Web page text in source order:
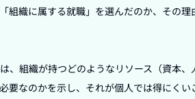
組織に属する就職」を選んだのか、その理
、組織が持つどのようなリソース（資本、
要なのかを示し、それが個人では得にくい